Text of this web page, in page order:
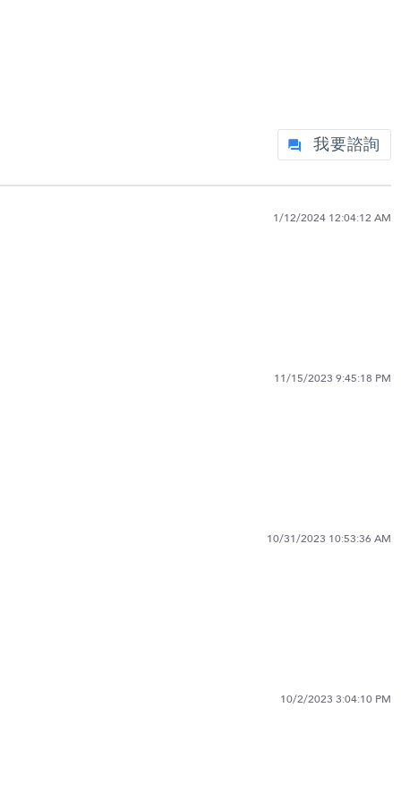
我要諮詢
1/12/2024 12:04:12 AM
11/15/2023 9:45:18 PM
10/31/2023 10:53:36 AM
10/2/2023 3:04:10 PM